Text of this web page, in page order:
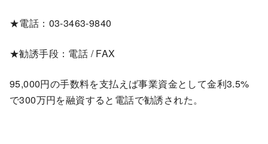
★電話：03-3463-9840
★勧誘手段：電話 / FAX
95,000円の手数料を支払えば事業資金として金利3.5%
で300万円を融資すると電話で勧誘された。